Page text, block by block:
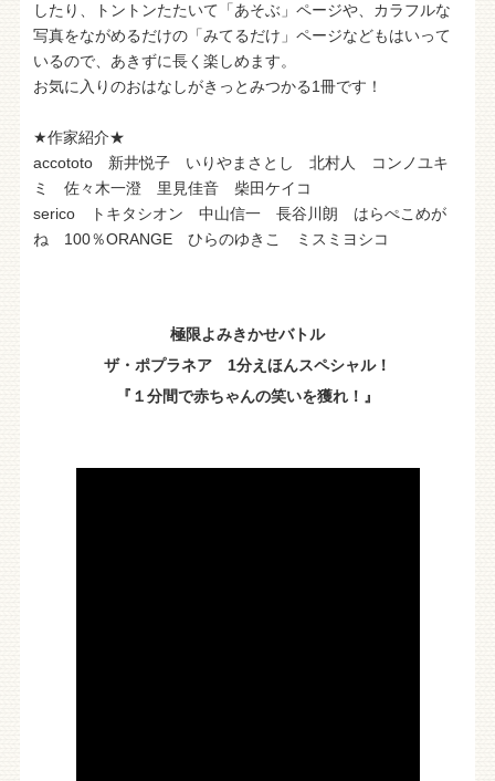
したり、トントンたたいて「あそぶ」ページや、カラフルな
写真をながめるだけの「みてるだけ」ページなどもはいって
いるので、あきずに長く楽しめます。
お気に入りのおはなしがきっとみつかる1冊です！
★作家紹介★
accototo 新井悦子 いりやまさとし 北村人 コンノユキ
ミ 佐々木一澄 里見佳音 柴田ケイコ
serico トキタシオン 中山信一 長谷川朗 はらぺこめが
ね 100％ORANGE ひらのゆきこ ミスミヨシコ
極限よみきかせバトル
ザ・ポプラネア 1分えほんスペシャル！
『１分間で赤ちゃんの笑いを獲れ！』